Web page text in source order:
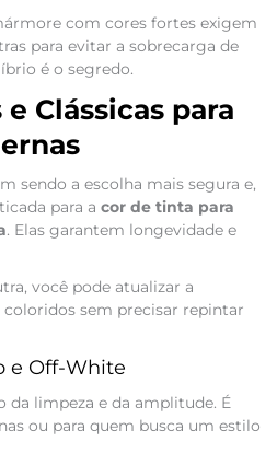
com cores fortes exigem
para evitar a sobrecarga de
é o segredo.
Clássicas para
sendo a escolha mais segura e,
para a cor de tinta para
. Elas garantem longevidade e
você pode atualizar a
coloridos sem precisar repintar
e Off-White
da limpeza e da amplitude. É
ou para quem busca um estilo